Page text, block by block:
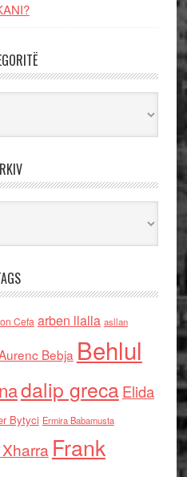
Cefa arben llalla asllan
Bebja Behlul
dalip grecaElida
Bytyci Ermira Babamusta
Frank